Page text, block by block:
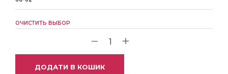
ОЧИСТИТЬ ВЫБОР
ДОДАТИ В КОШИК